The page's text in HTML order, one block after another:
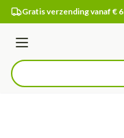
Ga naar de inhoud
Gratis verzending vanaf €
Menu
Product, merk,